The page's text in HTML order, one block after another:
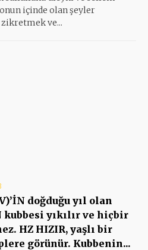
içinde olan şeyler
zikretmek ve...
doğduğu yıl olan
kubbesi yıkılır ve hiçbir
HZ HIZIR, yaşlı bir
görünür. Kubbenin...